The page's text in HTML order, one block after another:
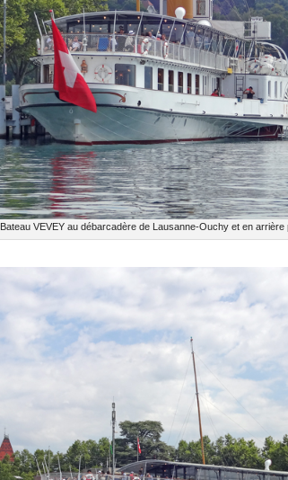
Bateau VEVEY au débarcadère de Lausanne-Ouchy et en arrière